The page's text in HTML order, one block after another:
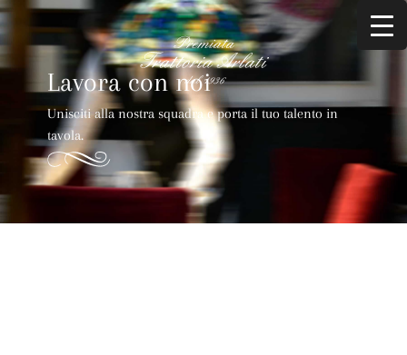
Lavora con noi
Unisciti alla nostra squadra e porta il tuo talento in
tavola.